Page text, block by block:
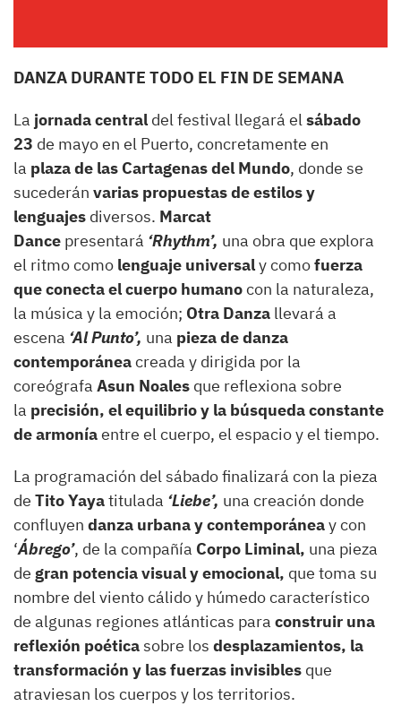
DANZA DURANTE TODO EL FIN DE SEMANA
La jornada central del festival llegará elsábado
23 de mayo en el Puerto, concretamente en
la plaza de las Cartagenas del Mundo, donde se
sucederán varias propuestas de estilos y
lenguajes diversos. Marcat
Dance presentará ‘Rhythm’, una obra que explora
el ritmo como lenguaje universaly comofuerza
que conecta el cuerpo humanocon la naturaleza,
la música y la emoción; Otra Danza llevará a
escena ‘Al Punto’, una pieza de danza
contemporáneacreada y dirigida por la
coreógrafa Asun Noales que reflexiona sobre
la precisión, el equilibrio y la búsqueda constante
de armoníaentre el cuerpo, el espacio y el tiempo.
La programación del sábado finalizará con la pieza
de Tito Yayatitulada ‘Liebe’, una creación donde
confluyen danza urbana y contemporáneay con
‘Ábrego’, de la compañía Corpo Liminal, una pieza
de gran potencia visual y emocional, que toma su
nombre del viento cálido y húmedo característico
de algunas regiones atlánticas para construir una
reflexión poéticasobre los desplazamientos, la
transformación y las fuerzas invisibles que
atraviesan los cuerpos y los territorios.